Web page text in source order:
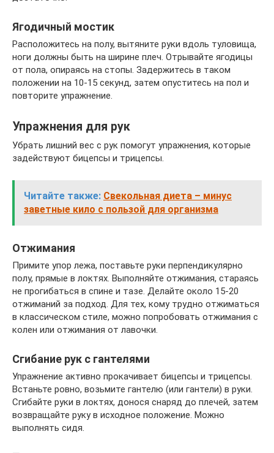
Ягодичный мостик
Расположитесь на полу, вытяните руки вдоль туловища,
ноги должны быть на ширине плеч. Отрывайте ягодицы
от пола, опираясь на стопы. Задержитесь в таком
положении на 10-15 секунд, затем опуститесь на пол и
повторите упражнение.
Упражнения для рук
Убрать лишний вес с рук помогут упражнения, которые
задействуют бицепсы и трицепсы.
Читайте также: Свекольная диета – минус
заветные кило с пользой для организма
Отжимания
Примите упор лежа, поставьте руки перпендикулярно
полу, прямые в локтях. Выполняйте отжимания, стараясь
не прогибаться в спине и тазе. Делайте около 15-20
отжиманий за подход. Для тех, кому трудно отжиматься
в классическом стиле, можно попробовать отжимания с
колен или отжимания от лавочки.
Сгибание рук с гантелями
Упражнение активно прокачивает бицепсы и трицепсы.
Встаньте ровно, возьмите гантелю (или гантели) в руки.
Сгибайте руки в локтях, донося снаряд до плечей, затем
возвращайте руку в исходное положение. Можно
выполнять сидя.